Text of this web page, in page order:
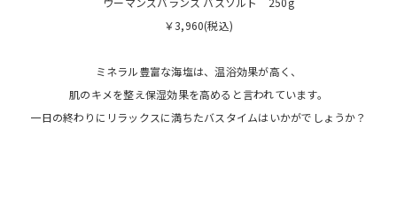
￥3,960(税込)
ミネラル豊富な海塩は、温浴効果が高く、
肌のキメを整え保湿効果を高めると言われています。
一日の終わりにリラックスに満ちたバスタイムはいかがでしょうか？